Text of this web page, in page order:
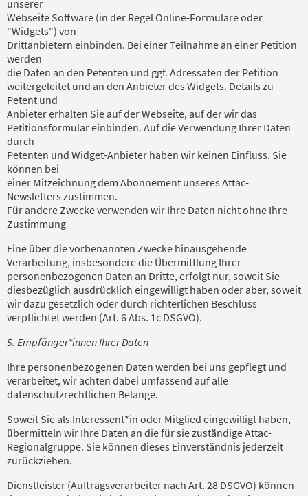
unserer
Webseite Software (in der Regel Online-Formulare oder
"Widgets") von
Drittanbietern einbinden. Bei einer Teilnahme an einer Petition
werden
die Daten an den Petenten und ggf. Adressaten der Petition
weitergeleitet und an den Anbieter des Widgets. Details zu
Petent und
Anbieter erhalten Sie auf der Webseite, auf der wir das
Petitionsformular einbinden. Auf die Verwendung Ihrer Daten
durch
Petenten und Widget-Anbieter haben wir keinen Einfluss. Sie
können bei
einer Mitzeichnung dem Abonnement unseres Attac-
Newsletters zustimmen.
Für andere Zwecke verwenden wir Ihre Daten nicht ohne Ihre
Zustimmung
Eine über die vorbenannten Zwecke hinausgehende
Verarbeitung, insbesondere die Übermittlung Ihrer
personenbezogenen Daten an Dritte, erfolgt nur, soweit Sie
diesbezüglich ausdrücklich eingewilligt haben oder aber, soweit
wir dazu gesetzlich oder durch richterlichen Beschluss
verpflichtet werden (Art. 6 Abs. 1c DSGVO).
5. Empfänger*innen Ihrer Daten
Ihre personenbezogenen Daten werden bei uns gepflegt und
verarbeitet, wir achten dabei umfassend auf alle
datenschutzrechtlichen Belange.
Soweit Sie als Interessent*in oder Mitglied eingewilligt haben,
übermitteln wir Ihre Daten an die für sie zuständige Attac-
Regionalgruppe. Sie können dieses Einverständnis jederzeit
zurückziehen.
Dienstleister (Auftragsverarbeiter nach Art. 28 DSGVO) können